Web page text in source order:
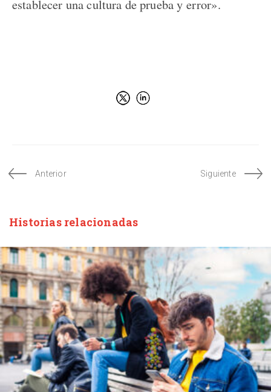
establecer una cultura de prueba y error».
Anterior Siguiente
Historias relacionadas